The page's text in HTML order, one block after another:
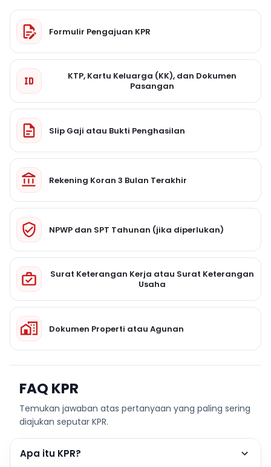
Formulir Pengajuan KPR
KTP, Kartu Keluarga (KK), dan Dokumen
Pasangan
Slip Gaji atau Bukti Penghasilan
Rekening Koran 3 Bulan Terakhir
NPWP dan SPT Tahunan (jika diperlukan)
Surat Keterangan Kerja atau Surat Keterangan
Usaha
Dokumen Properti atau Agunan
FAQ KPR
Temukan jawaban atas pertanyaan yang paling sering
diajukan seputar KPR.
Apa itu KPR?